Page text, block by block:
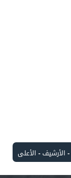
- الأرشيف- الأعلى